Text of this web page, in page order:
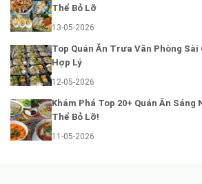
Thể Bỏ Lỡ
13-05-2026
Top Quán Ăn Trưa Văn Phòng Sài
Hợp Lý
12-05-2026
Khám Phá Top 20+ Quán Ăn Sáng
Thể Bỏ Lỡ!
11-05-2026